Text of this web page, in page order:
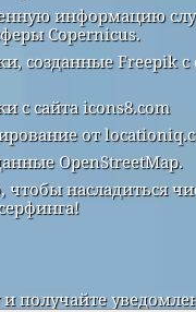
информацию
Copernicus.
созданные Freepik с
с сайта icons8.com
от
OpenStreetMap.
чтобы насладиться